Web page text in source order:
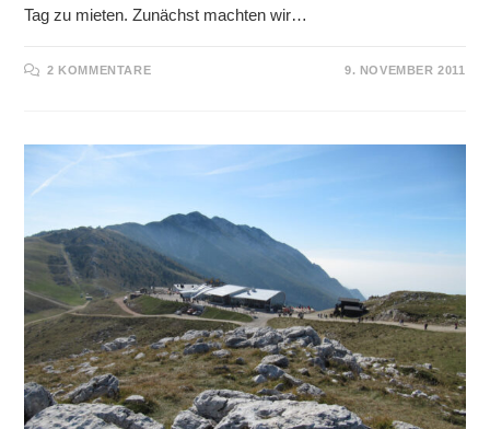
Tag zu mieten. Zunächst machten wir…
2 KOMMENTARE 9. NOVEMBER 2011